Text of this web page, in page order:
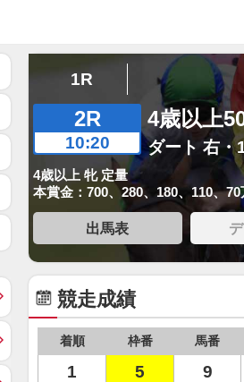
1R
2R
10:20
4歳以上
ダート 右・
4歳以上 牝 定量
本賞金：700、280、180、110、70
出馬表
競走成績
着順 枠番 馬番
1 5 9